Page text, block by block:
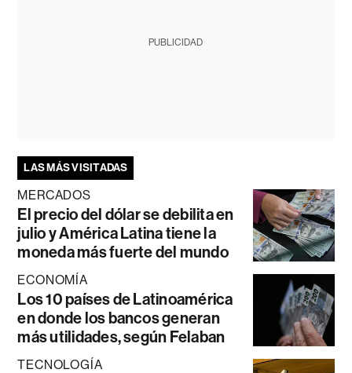
PUBLICIDAD
LAS MÁS VISITADAS
MERCADOS
El precio del dólar se debilita en
julio y América Latina tiene la
moneda más fuerte del mundo
ECONOMÍA
Los 10 países de Latinoamérica
en donde los bancos generan
más utilidades, según Felaban
TECNOLOGÍA